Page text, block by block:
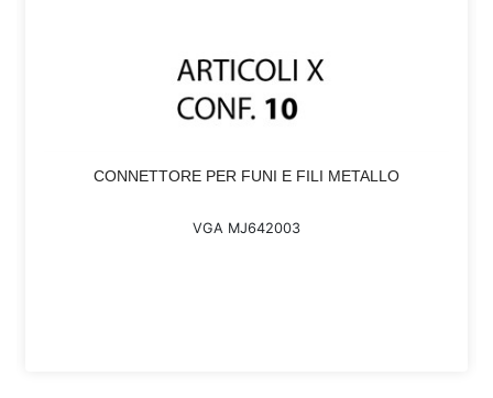
CONNETTORE PER FUNI E FILI METALLO
VGA MJ642003